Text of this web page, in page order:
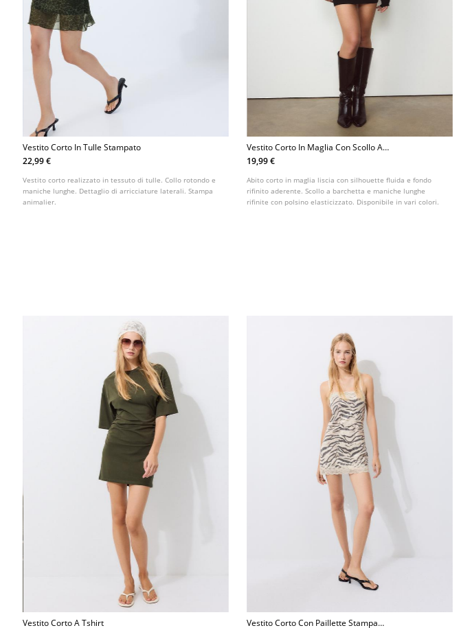
Vestito Corto In Tulle Stampato
22,99 €
Vestito corto realizzato in tessuto di tulle. Collo rotondo e
maniche lunghe. Dettaglio di arricciature laterali. Stampa
animalier.
Vestito Corto In Maglia Con Scollo A
Barchetta
19,99 €
Abito corto in maglia liscia con silhouette fluida e fondo
rifinito aderente. Scollo a barchetta e maniche lunghe
rifinite con polsino elasticizzato. Disponibile in vari colori.
Vestito Corto A Tshirt
Vestito Corto Con Paillette Stampa